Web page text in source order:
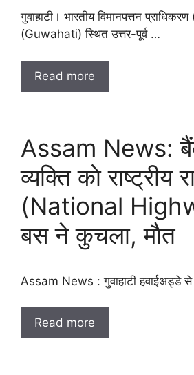
गुवाहाटी। भारतीय विमानपत्तन प्राधिकरण
(Guwahati) स्थित उत्तर-पूर्व …
Read more
Assam News:
व्यक्ति काे राष्ट्रीय
(National
बस ने कुचला, माैत
Assam News : गुवाहाटी हवाईअड्डे
Read more